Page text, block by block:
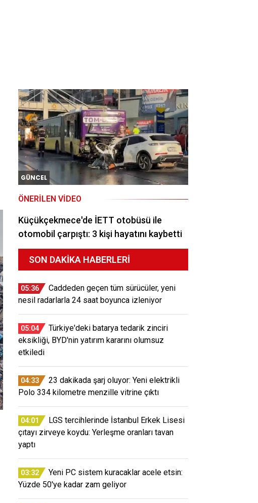
GÜNCEL
ÖNERILEN VIDEO
Küçükçekmece'de İETT otobüsü ile
otomobil çarpıştı: 3 kişi hayatını kaybetti
SON DAKIKA HABERLERI
05:36
Caddeden geçen tüm sürücüler, yeni
nesil radarlarla 24 saat boyunca izleniyor
05:04
Türkiye'deki batarya tedarik zinciri
eksikliği, BYD'nin yatırım kararını olumsuz
etkiledi
04:33
23 dakikada şarj oluyor: Yeni elektrikli
Polo 334 kilometre menzille vitrine çıktı
04:01
LGS tercihlerinde İstanbul Erkek Lisesi
çıtayı zirveye koydu: Yerleşme oranları tavan
yaptı
03:32
Yeni PC sistem kuracaklar acele etsin:
Yüzde 50'ye kadar zam geliyor